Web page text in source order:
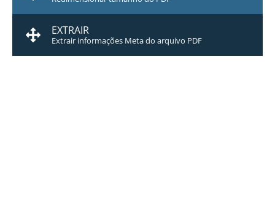
EXTRAIR
Extrair informações Meta do arquivo PDF